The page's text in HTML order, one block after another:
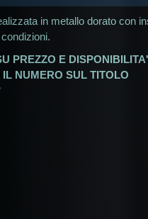
in metallo dorato con
PREZZO E
NUMERO SUL TITOLO